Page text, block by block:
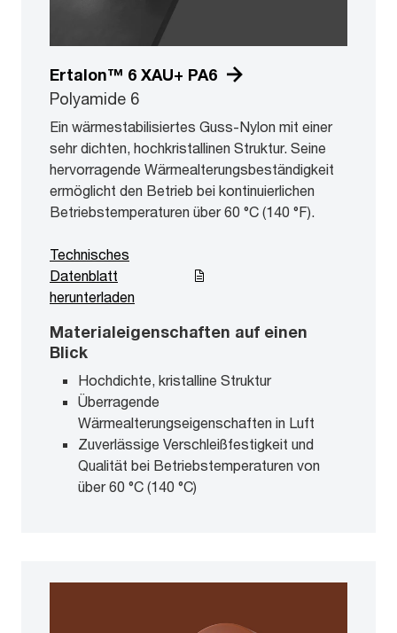
Ertalon™ 6 XAU+ PA6
Polyamide 6
Ein wärmestabilisiertes Guss-Nylon mit einer
sehr dichten, hochkristallinen Struktur. Seine
hervorragende Wärmealterungsbeständigkeit
ermöglicht den Betrieb bei kontinuierlichen
Betriebstemperaturen über 60 °C (140 °F).
Materialeigenschaften auf einen
Blick
Hochdichte, kristalline Struktur
Überragende
Wärmealterungseigenschaften in Luft
Zuverlässige Verschleißfestigkeit und
Qualität bei Betriebstemperaturen von
über 60 °C (140 °C)
Technisches
Datenblatt
herunterladen